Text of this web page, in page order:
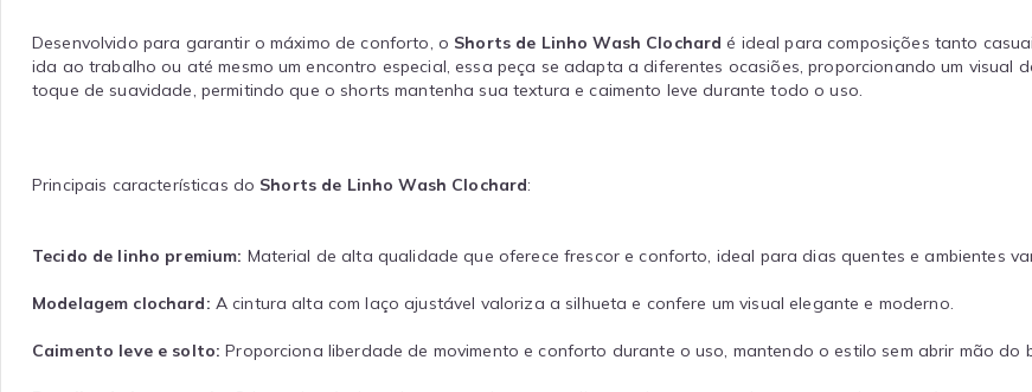
Desenvolvido para garantir o máximo de conforto, o Shorts de Linho Wash Clochard é ideal para composições tanto
ida ao trabalho ou até mesmo um encontro especial, essa peça se adapta a diferentes ocasiões, proporcionando um visual
toque de suavidade, permitindo que o shorts mantenha sua textura e caimento leve durante todo o uso.
Principais características do Shorts de Linho Wash Clochard:
Tecido de linho premium: Material de alta qualidade que oferece frescor e conforto, ideal para dias quentes e ambientes
Modelagem clochard: A cintura alta com laço ajustável valoriza a silhueta e confere um visual elegante e moderno.
Caimento leve e solto: Proporciona liberdade de movimento e conforto durante o uso, mantendo o estilo sem abrir mão do